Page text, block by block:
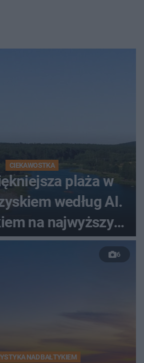
CIEKAWOSTKA
plaża w
według AI.
na najwyższy
Świętokrzyskich
6
NAD BAŁTYKIEM